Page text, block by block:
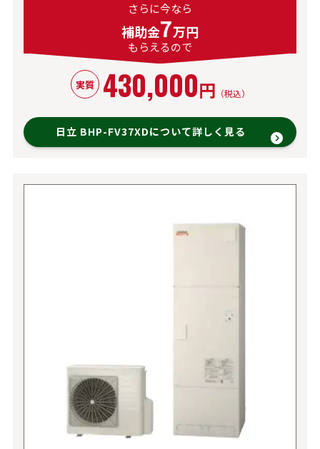
さらに今なら
補助金7万円
もらえるので
実質 430,000円 （税込）
日立 BHP-FV37XDについて詳しく見る